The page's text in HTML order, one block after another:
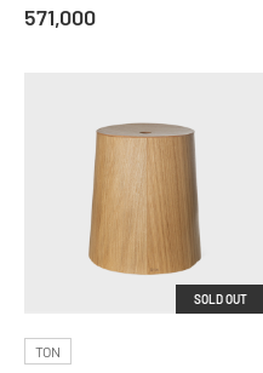
571,000
SOLD OUT
TON